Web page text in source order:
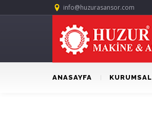
info@huzurasansor.com
ANASAYFA KURUMSAL